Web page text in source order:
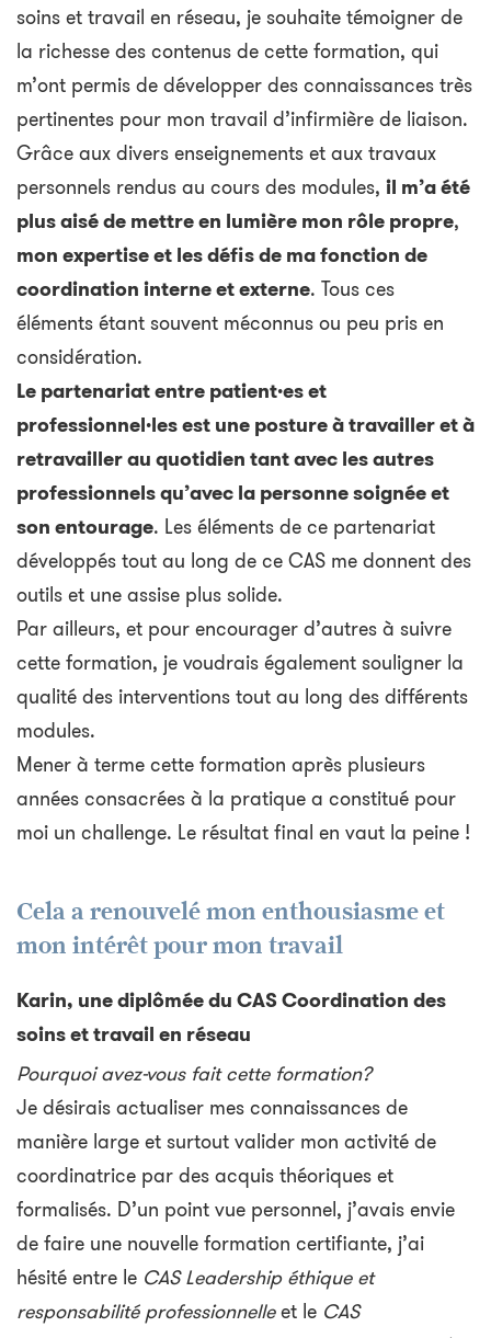
soins et travail en réseau, je souhaite témoigner de
la richesse des contenus de cette formation, qui
m’ont permis de développer des connaissances très
pertinentes pour mon travail d’infirmière de liaison.
Grâce aux divers enseignements et aux travaux
personnels rendus au cours des modules, il m’a été
plus aisé de mettre en lumière mon rôle propre,
mon expertise et les défis de ma fonction de
coordination interne et externe. Tous ces
éléments étant souvent méconnus ou peu pris en
considération.
Le partenariat entre patient·es et
professionnel·les est une posture à travailler et à
retravailler au quotidien tant avec les autres
professionnels qu’avec la personne soignée et
son entourage. Les éléments de ce partenariat
développés tout au long de ce CAS me donnent des
outils et une assise plus solide.
Par ailleurs, et pour encourager d’autres à suivre
cette formation, je voudrais également souligner la
qualité des interventions tout au long des différents
modules.
Mener à terme cette formation après plusieurs
années consacrées à la pratique a constitué pour
moi un challenge. Le résultat final en vaut la peine !
Cela a renouvelé mon enthousiasme et
mon intérêt pour mon travail
Karin, une diplômée du CAS Coordination des
soins et travail en réseau
Pourquoi avez-vous fait cette formation?
Je désirais actualiser mes connaissances de
manière large et surtout valider mon activité de
coordinatrice par des acquis théoriques et
formalisés. D’un point vue personnel, j’avais envie
de faire une nouvelle formation certifiante, j’ai
hésité entre le CAS Leadership éthique et
responsabilité professionnelleet le CAS